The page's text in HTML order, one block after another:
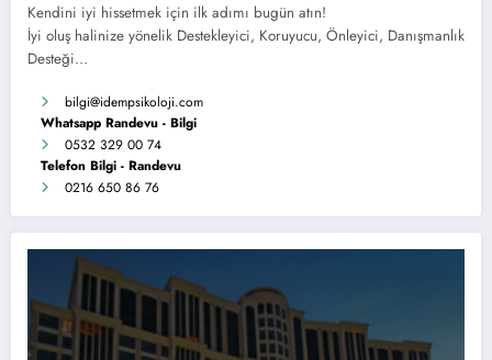
Kendini iyi hissetmek için ilk adımı bugün atın!
İyi oluş halinize yönelik Destekleyici, Koruyucu, Önleyici, Danışmanlık
Desteği…
bilgi@idempsikoloji.com
Whatsapp Randevu - Bilgi
0532 329 00 74
Telefon Bilgi - Randevu
0216 650 86 76